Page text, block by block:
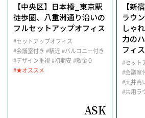
【中央区】日本橋_東京駅
徒歩圏、八重洲通り沿いの
フルセットアップオフィス
#セットアップオフィス
#会議室付き #駅近 #バルコニー付き
#デザイン重視#初期安 #敷金０
#★オススメ
ASK
【新
ラウ
しゃ
力の
フィス
#セット
#会議室
#天井高
#共用ラ